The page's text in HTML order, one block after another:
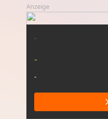
Anzeige
-
-
-